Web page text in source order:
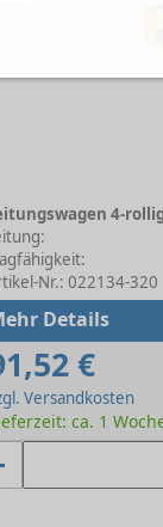
Nr.: 022134-320
Details
€
Versandkosten
ca. 1